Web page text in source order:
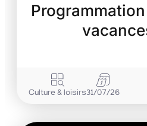
Culture & loisirs31/07/26